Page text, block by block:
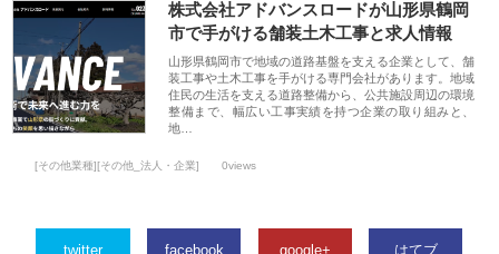
株式会社アドバンスロードが山形県鶴岡
市で手がける舗装土木工事と求人情報
山形県鶴岡市で地域の道路基盤を支える企業として、舗
装工事や土木工事を手がける専門会社があります。地域
住民の生活を支える道路整備から、公共施設周辺の環境
整備まで、幅広い工事実績を持つ企業の取り組みと、
地…
[その他業種][その他_法人・企業] 0views
twitter facebook google+ はてブ